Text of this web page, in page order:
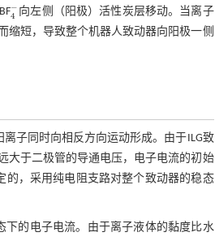
−
4
4 向左侧（阳极）活性炭层移动。当离子
缩短，导致整个机器人致动器向阳极一侧
子同时向相反方向运动形成。由于ILG致
大于二极管的导通电压，电子电流的初始
的，采用纯电阻支路对整个致动器的稳态
下的电子电流。由于离子液体的黏度比水